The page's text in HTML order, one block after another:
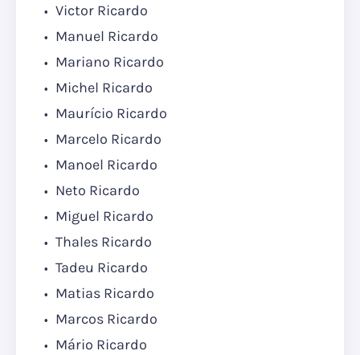
Victor Ricardo
Manuel Ricardo
Mariano Ricardo
Michel Ricardo
Maurício Ricardo
Marcelo Ricardo
Manoel Ricardo
Neto Ricardo
Miguel Ricardo
Thales Ricardo
Tadeu Ricardo
Matias Ricardo
Marcos Ricardo
Mário Ricardo